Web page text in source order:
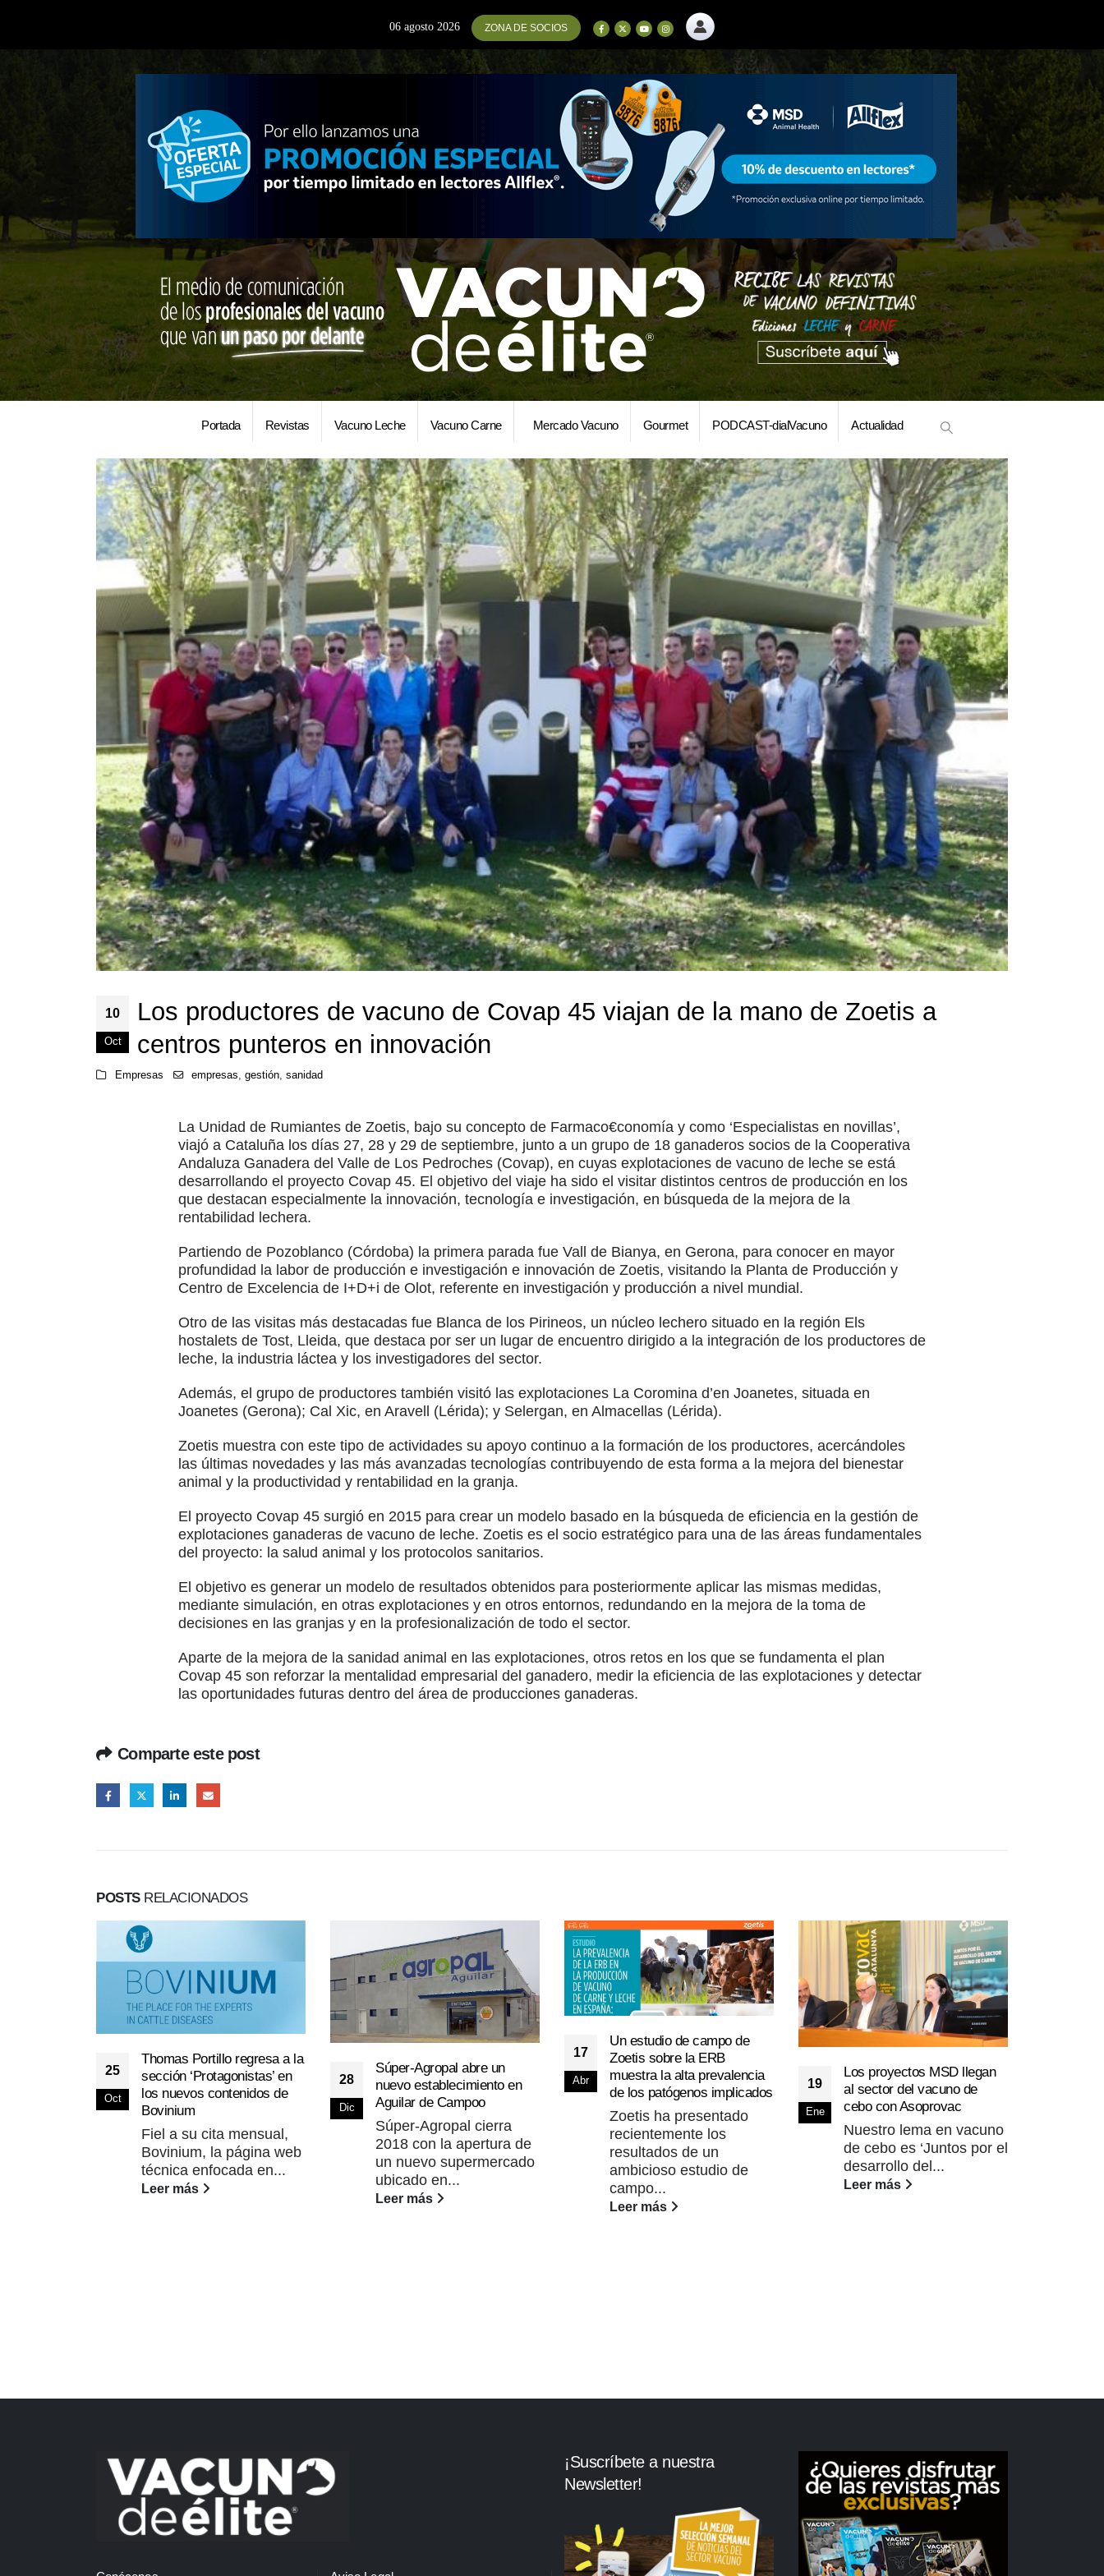
06 agosto 2026 ZONA DE SOCIOS
Portada Revistas Vacuno Leche Vacuno Carne Mercado Vacuno Gourmet PODCAST-dialVacuno Actualidad
10
Oct
Los productores de vacuno de Covap 45 viajan de la mano de Zoetis a
centros punteros en innovación
Empresas empresas,gestión,sanidad
La Unidad de Rumiantes de Zoetis, bajo su concepto de Farmaco€conomía y como ‘Especialistas en novillas’,
viajó a Cataluña los días 27, 28 y 29 de septiembre, junto a un grupo de 18 ganaderos socios de la Cooperativa
Andaluza Ganadera del Valle de Los Pedroches (Covap), en cuyas explotaciones de vacuno de leche se está
desarrollando el proyecto Covap 45. El objetivo del viaje ha sido el visitar distintos centros de producción en los
que destacan especialmente la innovación, tecnología e investigación, en búsqueda de la mejora de la
rentabilidad lechera.
Partiendo de Pozoblanco (Córdoba) la primera parada fue Vall de Bianya, en Gerona, para conocer en mayor
profundidad la labor de producción e investigación e innovación de Zoetis, visitando la Planta de Producción y
Centro de Excelencia de I+D+i de Olot, referente en investigación y producción a nivel mundial.
Otro de las visitas más destacadas fue Blanca de los Pirineos, un núcleo lechero situado en la región Els
hostalets de Tost, Lleida, que destaca por ser un lugar de encuentro dirigido a la integración de los productores de
leche, la industria láctea y los investigadores del sector.
Además, el grupo de productores también visitó las explotaciones La Coromina d’en Joanetes, situada en
Joanetes (Gerona); Cal Xic, en Aravell (Lérida); y Selergan, en Almacellas (Lérida).
Zoetis muestra con este tipo de actividades su apoyo continuo a la formación de los productores, acercándoles
las últimas novedades y las más avanzadas tecnologías contribuyendo de esta forma a la mejora del bienestar
animal y la productividad y rentabilidad en la granja.
El proyecto Covap 45 surgió en 2015 para crear un modelo basado en la búsqueda de eficiencia en la gestión de
explotaciones ganaderas de vacuno de leche. Zoetis es el socio estratégico para una de las áreas fundamentales
del proyecto: la salud animal y los protocolos sanitarios.
El objetivo es generar un modelo de resultados obtenidos para posteriormente aplicar las mismas medidas,
mediante simulación, en otras explotaciones y en otros entornos, redundando en la mejora de la toma de
decisiones en las granjas y en la profesionalización de todo el sector.
Aparte de la mejora de la sanidad animal en las explotaciones, otros retos en los que se fundamenta el plan
Covap 45 son reforzar la mentalidad empresarial del ganadero, medir la eficiencia de las explotaciones y detectar
las oportunidades futuras dentro del área de producciones ganaderas.
Comparte este post
POSTSRELACIONADOS
25
Oct
Thomas Portillo regresa a la
sección ‘Protagonistas’ en
los nuevos contenidos de
Bovinium
Fiel a su cita mensual,
Bovinium, la página web
técnica enfocada en...
Leer más
28
Dic
Súper-Agropal abre un
nuevo establecimiento en
Aguilar de Campoo
Súper-Agropal cierra
2018 con la apertura de
un nuevo supermercado
ubicado en...
Leer más
17
Abr
Un estudio de campo de
Zoetis sobre la ERB
muestra la alta prevalencia
de los patógenos implicados
Zoetis ha presentado
recientemente los
resultados de un
ambicioso estudio de
campo...
Leer más
19
Ene
Los proyectos MSD llegan
al sector del vacuno de
cebo con Asoprovac
Nuestro lema en vacuno
de cebo es ‘Juntos por el
desarrollo del...
Leer más
¡Suscríbete a nuestra
Newsletter!